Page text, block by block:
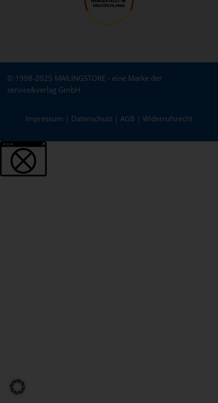
© 1998-2025 MAILINGSTORE - eine Marke der
service&verlag GmbH
Impressum | Datenschutz | AGB | Widerrufsrecht
Weitere Informationen über den gesperrten Inhalt.